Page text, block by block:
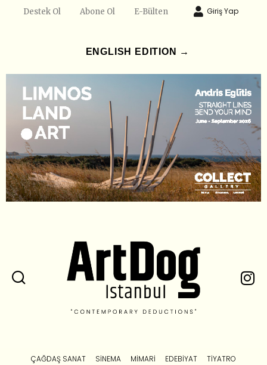
Destek Ol Abone Ol E-Bülten Giriş Yap
ENGLISH EDITION →
ÇAĞDAŞ SANAT SINEMA MIMARI EDEBIYAT
TIYATRO